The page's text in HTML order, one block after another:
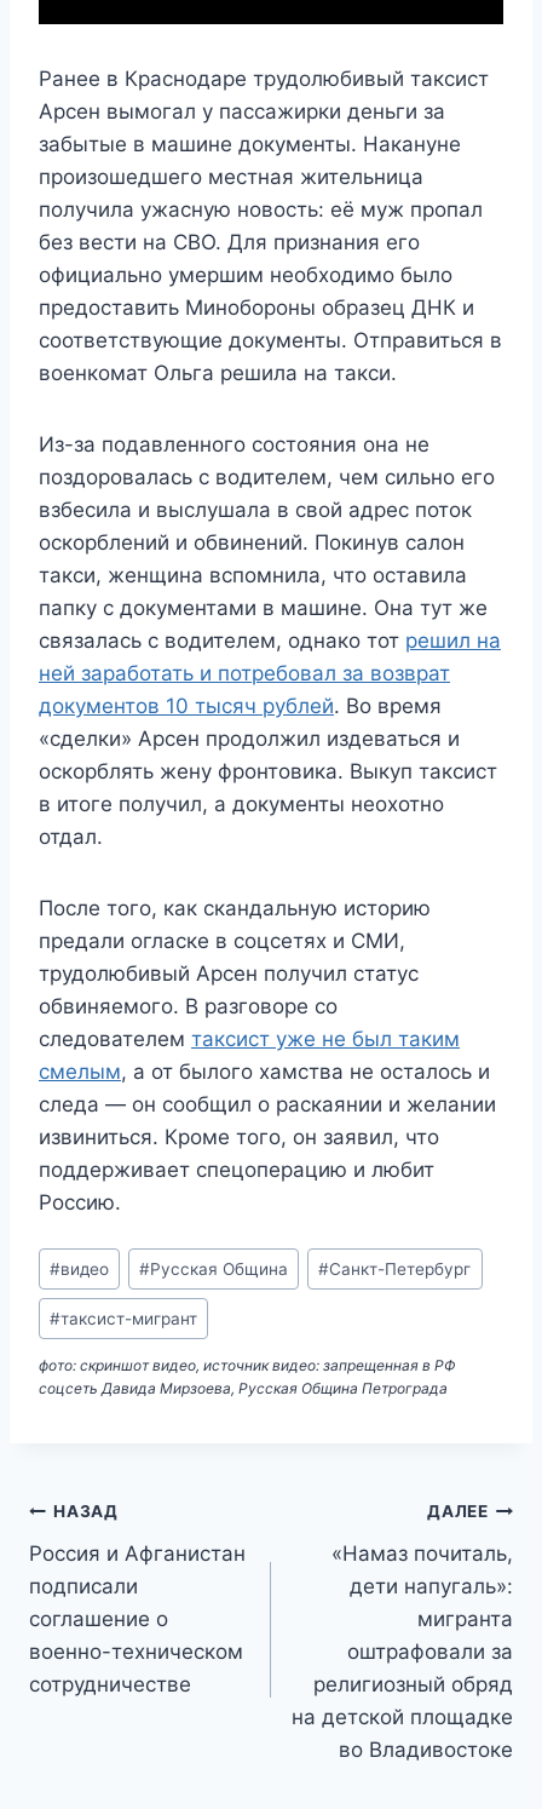
Ранее в Краснодаре трудолюбивый таксист
Арсен вымогал у пассажирки деньги за
забытые в машине документы. Накануне
произошедшего местная жительница
получила ужасную новость: её муж пропал
без вести на СВО. Для признания его
официально умершим необходимо было
предоставить Минобороны образец ДНК и
соответствующие документы. Отправиться в
военкомат Ольга решила на такси.
Из-за подавленного состояния она не
поздоровалась с водителем, чем сильно его
взбесила и выслушала в свой адрес поток
оскорблений и обвинений. Покинув салон
такси, женщина вспомнила, что оставила
папку с документами в машине. Она тут же
связалась с водителем, однако тот решил на
ней заработать и потребовал за возврат
документов 10 тысяч рублей. Во время
«сделки» Арсен продолжил издеваться и
оскорблять жену фронтовика. Выкуп таксист
в итоге получил, а документы неохотно
отдал.
После того, как скандальную историю
предали огласке в соцсетях и СМИ,
трудолюбивый Арсен получил статус
обвиняемого. В разговоре со
следователем таксист уже не был таким
смелым, а от былого хамства не осталось и
следа — он сообщил о раскаянии и желании
извиниться. Кроме того, он заявил, что
поддерживает спецоперацию и любит
Россию.
Метки
записи:
#видео #Русская Община #Санкт-Петербург
#таксист-мигрант
фото: скриншот видео, источник видео: запрещенная в РФ
соцсеть Давида Мирзоева, Русская Община Петрограда
Навигация
по
записям
НАЗАД
Россия и Афганистан
подписали
соглашение о
военно-техническом
сотрудничестве
ДАЛЕЕ
«Намаз почиталь,
дети напугаль»:
мигранта
оштрафовали за
религиозный обряд
на детской площадке
во Владивостоке